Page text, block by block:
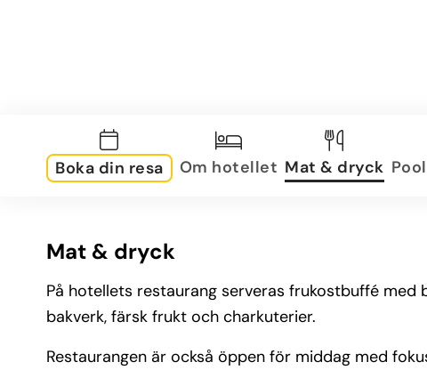
Boka din resa Om hotellet Mat & dryck
Mat & dryck
På hotellets restaurang serveras frukostbuffé
bakverk, färsk frukt och charkuterier.
Restaurangen är också öppen för middag med